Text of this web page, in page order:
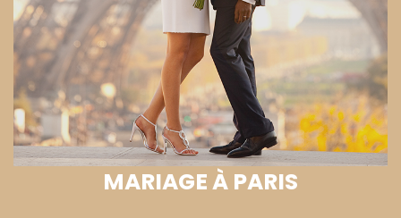
MARIAGE À PARIS